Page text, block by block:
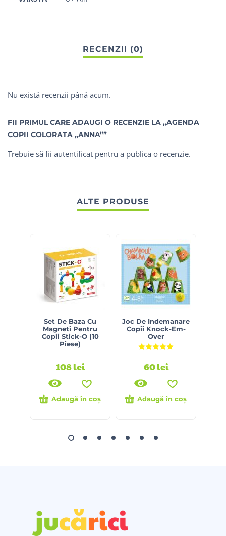
Nu există recenzii până acum.
FII PRIMUL CARE ADAUGI O RECENZIE LA „AGENDA
COPII COLORATA „ANNA””
Trebuie să fii autentificat pentru a publica o recenzie.
ALTE PRODUSE
Set De Baza Cu
Magneti Pentru
Copii Stick-O (10
Piese)
108lei
Adaugă în coș
Joc De Indemanare
Copii Knock-Em-
Over
60lei
Adaugă în coș